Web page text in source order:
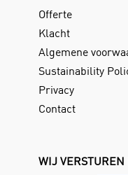
Offerte
Klacht
Algemene
Sustainability
Privacy
Contact
WIJ VERSTUREN